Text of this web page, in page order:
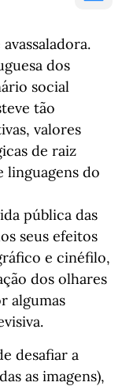
dos
social
tão
valores
de raiz
linguagens do
pública das
seus efeitos
e cinéfilo,
dos olhares
algumas
desafiar a
as imagens),